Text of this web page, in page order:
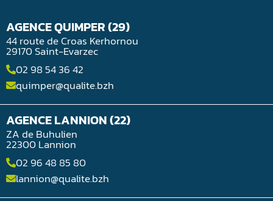
AGENCE QUIMPER (29)
44 route de Croas Kerhornou
29170 Saint-Evarzec
02 98 54 36 42
quimper@qualite.bzh
AGENCE LANNION (22)
ZA de Buhulien
22300 Lannion
02 96 48 85 80
lannion@qualite.bzh